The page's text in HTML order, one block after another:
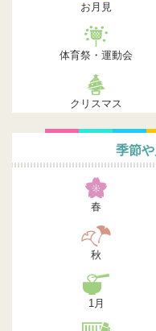
お月見
体育祭・運動会
クリスマス
季節
春
秋
1月